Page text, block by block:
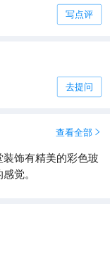
写点评
去提问
查看全部 
饰有精美的彩色玻
觉。